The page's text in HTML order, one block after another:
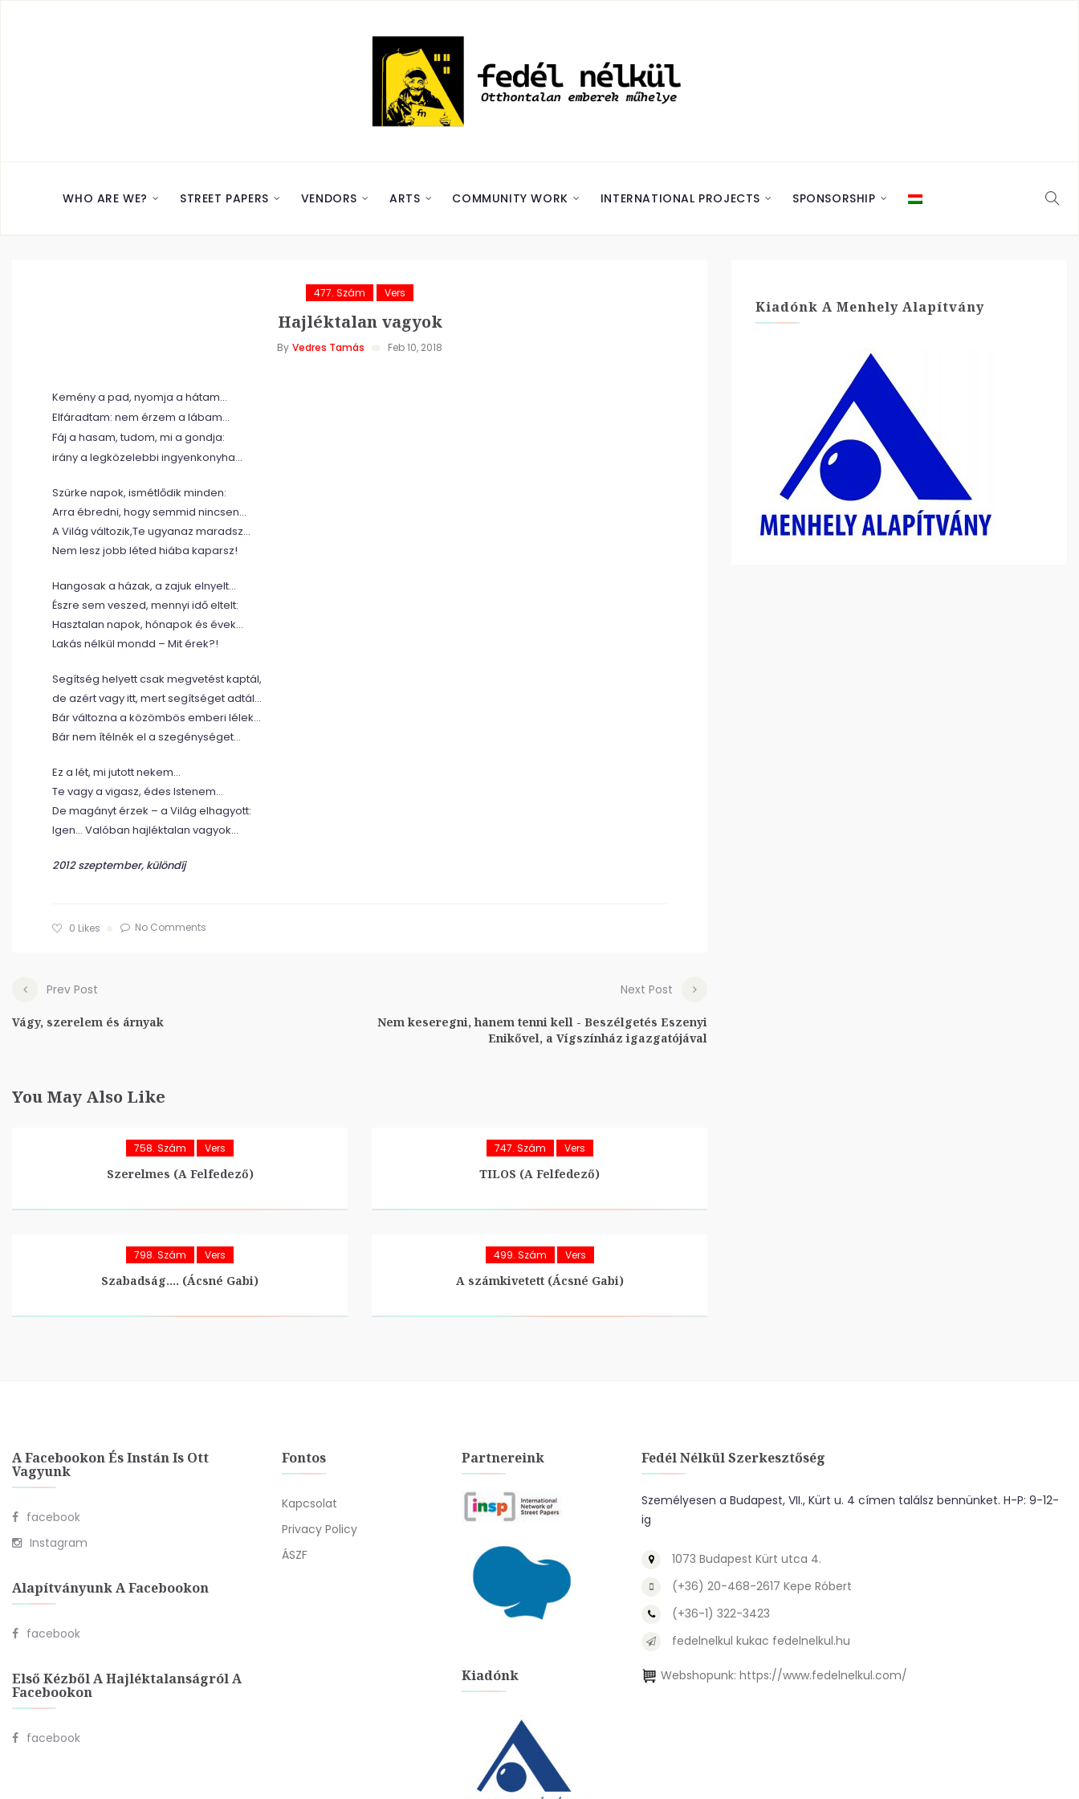
WHO ARE WE? STREET PAPERS VENDORS ARTS COMMUNITY WORK INTERNATIONAL PROJECTS SPONSORSHIP
477. Szám Vers
Hajléktalan vagyok
By Vedres Tamás Feb 10, 2018
Kemény a pad, nyomja a hátam…
Elfáradtam: nem érzem a lábam…
Fáj a hasam, tudom, mi a gondja:
irány a legközelebbi ingyenkonyha…
Szürke napok, ismétlődik minden:
Arra ébredni, hogy semmid nincsen…
A Világ változik,Te ugyanaz maradsz…
Nem lesz jobb léted hiába kaparsz!
Hangosak a házak, a zajuk elnyelt…
Észre sem veszed, mennyi idő eltelt:
Hasztalan napok, hónapok és évek…
Lakás nélkül mondd – Mit érek?!
Segítség helyett csak megvetést kaptál,
de azért vagy itt, mert segítséget adtál…
Bár változna a közömbös emberi lélek…
Bár nem ítélnék el a szegénységet…
Ez a lét, mi jutott nekem…
Te vagy a vigasz, édes Istenem…
De magányt érzek – a Világ elhagyott:
Igen… Valóban hajléktalan vagyok…
2012 szeptember, különdíj
0 Likes No Comments
Prev Post
Vágy, szerelem és árnyak
Next Post
Nem keseregni, hanem tenni kell - Beszélgetés Eszenyi
Enikővel, a Vígszínház igazgatójával
You May Also Like
758. Szám Vers
Szerelmes (A Felfedező)
747. Szám Vers
TILOS (A Felfedező)
798. Szám Vers
Szabadság…. (Ácsné Gabi)
499. Szám Vers
A számkivetett (Ácsné Gabi)
Kiadónk A Menhely Alapítvány
A Facebookon És Instán Is Ott
Vagyunk
facebook
Instagram
Alapítványunk A Facebookon
facebook
Első Kézből A Hajléktalanságról A
Facebookon
facebook
Fontos
Kapcsolat
Privacy Policy
ÁSZF
Partnereink
Kiadónk
Fedél Nélkül Szerkesztőség
Személyesen a Budapest, VII., Kürt u. 4 címen találsz bennünket. H-P: 9-12-
ig
1073 Budapest Kürt utca 4.
(+36) 20-468-2617 Kepe Róbert
(+36-1) 322-3423
fedelnelkul kukac fedelnelkul.hu
Webshopunk: https://www.fedelnelkul.com/